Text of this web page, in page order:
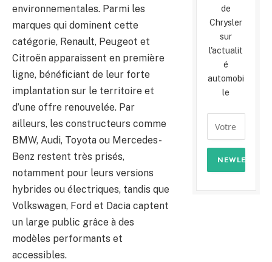
environnementales. Parmi les
marques qui dominent cette
catégorie, Renault, Peugeot et
Citroën apparaissent en première
ligne, bénéficiant de leur forte
implantation sur le territoire et
d’une offre renouvelée. Par
ailleurs, les constructeurs comme
BMW, Audi, Toyota ou Mercedes-
Benz restent très prisés,
notamment pour leurs versions
hybrides ou électriques, tandis que
Volkswagen, Ford et Dacia captent
un large public grâce à des
modèles performants et
accessibles.
de
Chrysler
sur
l'actualit
é
automobi
le